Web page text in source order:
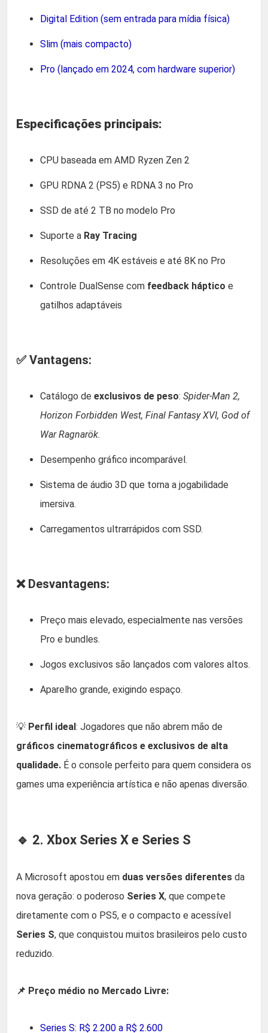
Digital Edition (sem entrada para mídia física)
Slim (mais compacto)
Pro (lançado em 2024, com hardware superior)
Especificações principais:
CPU baseada em AMD Ryzen Zen 2
GPU RDNA 2 (PS5) e RDNA 3 no Pro
SSD de até 2 TB no modelo Pro
Suporte a Ray Tracing
Resoluções em 4K estáveis e até 8K no Pro
Controle DualSense com feedback háptico e
gatilhos adaptáveis
✅ Vantagens:
Catálogo de exclusivos de peso: Spider-Man 2,
Horizon Forbidden West, Final Fantasy XVI, God of
War Ragnarök.
Desempenho gráfico incomparável.
Sistema de áudio 3D que torna a jogabilidade
imersiva.
Carregamentos ultrarrápidos com SSD.
❌ Desvantagens:
Preço mais elevado, especialmente nas versões
Pro e bundles.
Jogos exclusivos são lançados com valores altos.
Aparelho grande, exigindo espaço.
💡 Perfil ideal: Jogadores que não abrem mão de
gráficos cinematográficos e exclusivos de alta
qualidade. É o console perfeito para quem considera os
games uma experiência artística e não apenas diversão.
🔹 2. Xbox Series X e Series S
A Microsoft apostou em duas versões diferentes da
nova geração: o poderoso Series X, que compete
diretamente com o PS5, e o compacto e acessível
Series S, que conquistou muitos brasileiros pelo custo
reduzido.
📌 Preço médio no Mercado Livre:
Series S: R$ 2.200 a R$ 2.600